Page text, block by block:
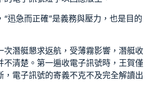
“迅急而正確”是義務與壓力，也是目的
次潛艇懇求返航，受薄霧影響，潛艇收
不清楚。第一遍收電子訊號時，王賀僅
，電子訊號的寄義不克不及完全解讀出